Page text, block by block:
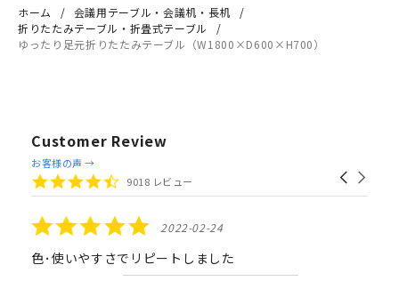
ホーム
会議用テーブル・会議机・長机
折りたたみテーブル・折畳式テーブル
ゆったり足元折りたたみテーブル（W1800×D600×H700）
Customer Review
Reviews
carousel
Carousel
4.4
star
9018 レビュー
お客様の声 →
5.0
star
rating
2022-02-24
色･使いやすさでリピートしました